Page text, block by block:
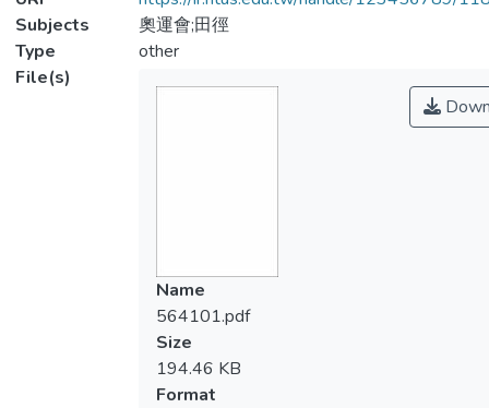
Subjects
奧運會;田徑
Type
other
File(s)
Name
564101.pdf
Size
194.46 KB
Format